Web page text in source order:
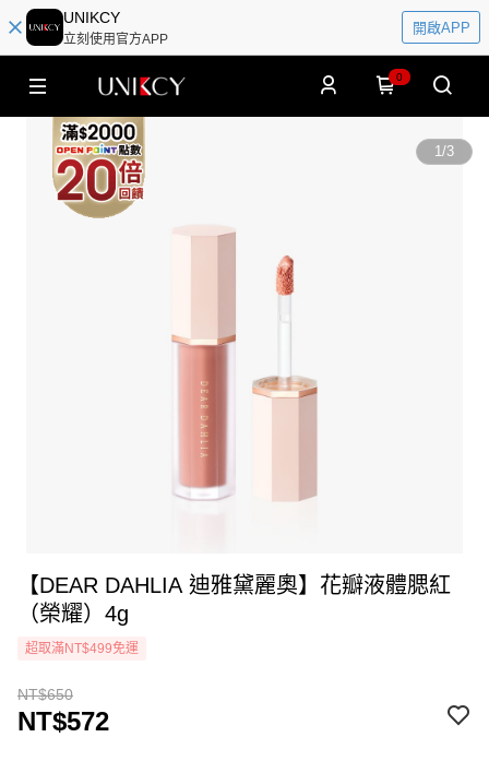
UNIKCY
立刻使用官方APP
開啟APP
0
1/3
【DEAR DAHLIA 迪雅黛麗奧】花瓣液體腮紅
（榮耀）4g
超取滿NT$499免運
NT$650
NT$572